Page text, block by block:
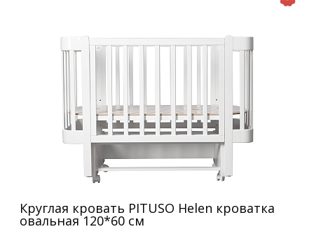
Круглая кровать PITUSO Helen кроватка
овальная 120*60 см